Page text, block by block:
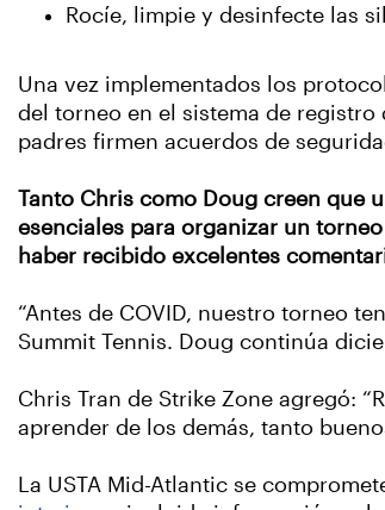
Rocíe, limpie y desinfecte las
Una vez implementados los
del torneo en el sistema de
padres firmen acuerdos de
Tanto Chris como Doug creen que
esenciales para organizar un
haber recibido excelentes
“Antes de COVID, nuestro torneo
Summit Tennis. Doug continúa
Chris Tran de Strike Zone agregó:
aprender de los demás, tanto
La USTA Mid-Atlantic se